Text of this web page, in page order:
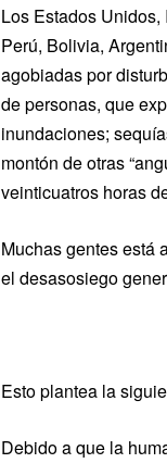
Los Estados
Perú, Bolivia,
agobiadas por
de personas, que
inundaciones;
montón de otras
veinticuatros horas
Muchas gentes está
el desasosiego
Esto plantea la
Debido a que la